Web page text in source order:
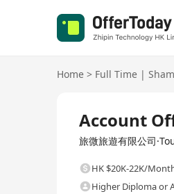
Home > Full Time |
Account
旅微旅遊有限公司
HK $20K-22K/
Higher Diploma or